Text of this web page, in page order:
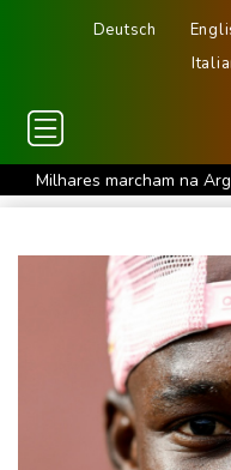
Deutsch
Milhares marcham na
padroeiro do pão e do
Luca Zidane deixa
Rybakina derrota Li e
Rebeldes houthis
região petrolífera
Rebeca Andrade tira